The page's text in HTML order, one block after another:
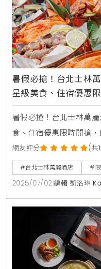
暑假必搶！台北士林
星級美食、住宿優惠
過來
暑假必搶！台北士林萬
食、住宿優惠限時開搶
網友評分 (共
#台北士林萬麗酒店 #
2025/07/02 編輯 凱洛琳